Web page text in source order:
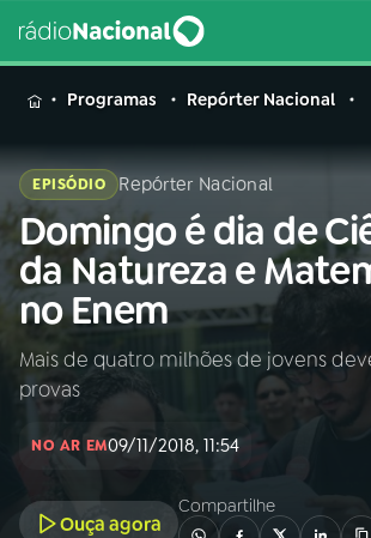
MENU
Buscar
na
Rádio
Nacional
Buscar
AO VIVO
01 INÍCIO
A RÁDIO
Programas Repórter Nacional
EPISÓDIO Repórter Nacional
Domingo é dia de
da Natureza e
no Enem
Mais de quatro milhões de jovens
provas
NO AR EM09/11/2018, 11:54
Ouça agora
Compartilhe